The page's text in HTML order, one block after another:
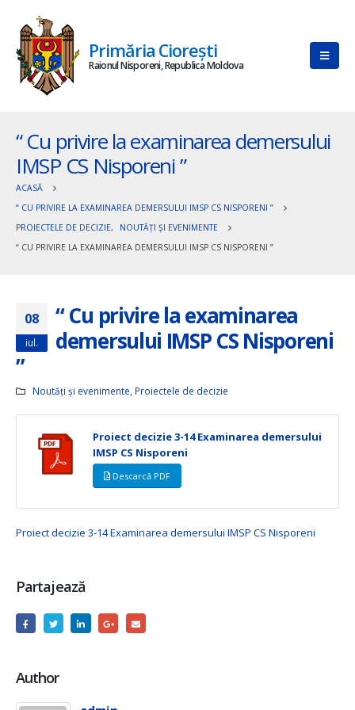
Primăria Ciorești
Raionul Nisporeni, Republica Moldova
“ Cu privire la examinarea demersului
IMSP CS Nisporeni ”
ACASĂ
“ CU PRIVIRE LA EXAMINAREA DEMERSULUI IMSP CS NISPORENI ”
PROIECTELE DE DECIZIE,
NOUTĂȚI ȘI EVENIMENTE
“ CU PRIVIRE LA EXAMINAREA DEMERSULUI IMSP CS NISPORENI ”
08
iul.
“ Cu privire la examinarea
demersului IMSP CS Nisporeni
”
Noutăți și evenimente Proiectele de decizie
Proiect decizie 3-14 Examinarea demersului
IMSP CS Nisporeni
Descarcă PDF
Proiect decizie 3-14 Examinarea demersului IMSP CS Nisporeni
Partajează
Author